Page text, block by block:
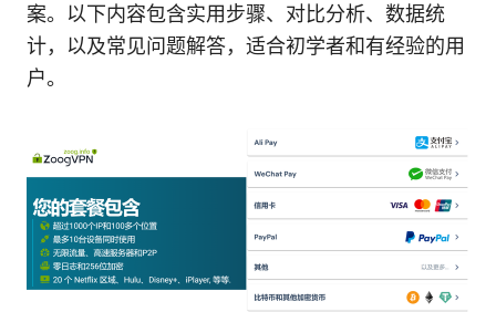
案。以下内容包含实用步骤、对比分析、数据统
计，以及常见问题解答，适合初学者和有经验的用
户。